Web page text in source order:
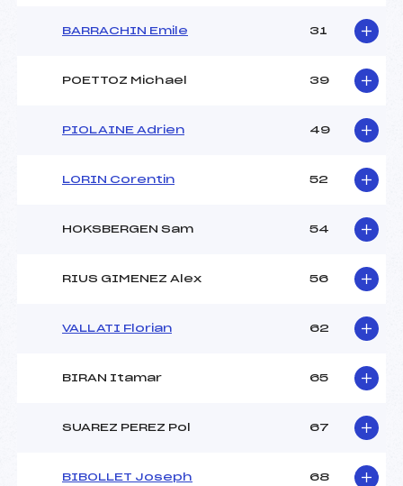
BARRACHIN Emile 31
POETTOZ Michael 39
PIOLAINE Adrien 49
LORIN Corentin 52
HOKSBERGEN Sam 54
RIUS GIMENEZ Alex 56
VALLATI Florian 62
BIRAN Itamar 65
SUAREZ PEREZ Pol 67
BIBOLLET Joseph 68